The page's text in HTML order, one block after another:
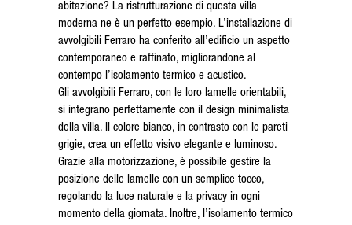
abitazione? La ristrutturazione di questa villa
moderna ne è un perfetto esempio. L’installazione di
avvolgibili Ferraro ha conferito all’edificio un aspetto
contemporaneo e raffinato, migliorandone al
contempo l’isolamento termico e acustico.
Gli avvolgibili Ferraro, con le loro lamelle orientabili,
si integrano perfettamente con il design minimalista
della villa. Il colore bianco, in contrasto con le pareti
grigie, crea un effetto visivo elegante e luminoso.
Grazie alla motorizzazione, è possibile gestire la
posizione delle lamelle con un semplice tocco,
regolando la luce naturale e la privacy in ogni
momento della giornata. Inoltre, l’isolamento termico